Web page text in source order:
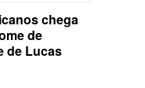
chega
de
de Lucas